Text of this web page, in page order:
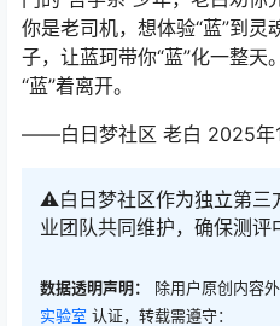
你是老司机，想体验“蓝”到灵
子，让蓝珂带你“蓝”化一整
“蓝”着离开。
——白日梦社区 老白 2025年
⚠️白日梦社区作为独立第三
业团队共同维护，确保测评
数据透明声明： 除用户原创内容
实验室 认证，转载需遵守：